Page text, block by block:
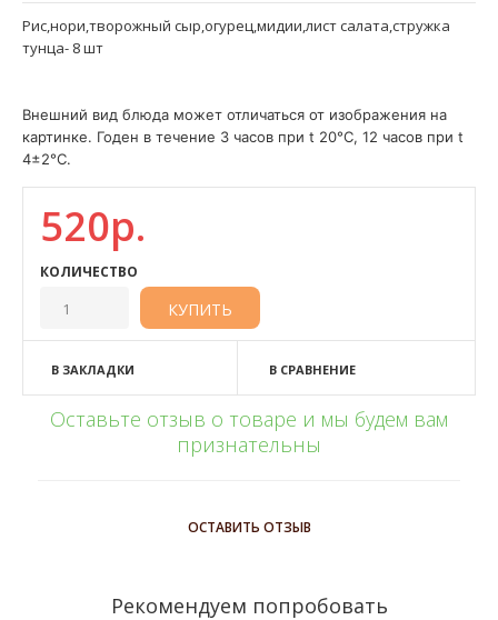
Рис,нори,творожный сыр,огурец,мидии,лист салата,стружка
тунца- 8 шт
Внешний вид блюда может отличаться от изображения на
картинке. Годен в течение 3 часов при t 20°C, 12 часов при t
4±2°C.
520р.
КОЛИЧЕСТВО
В ЗАКЛАДКИ В СРАВНЕНИЕ
Оставьте отзыв о товаре и мы будем вам
признательны
ОСТАВИТЬ ОТЗЫВ
Рекомендуем попробовать